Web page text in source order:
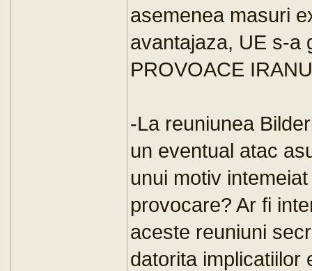
asemenea masuri
avantajaza, UE s-a
PROVOACE
-La reuniunea
un eventual atac
unui motiv
provocare? Ar fi
aceste reuniuni
datorita implicatiilor